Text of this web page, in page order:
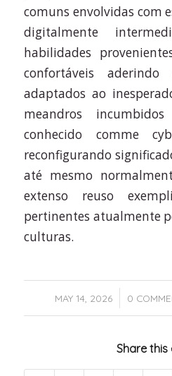
comuns envolvidas com
digitalmente
habilidades
confortáveis aderindo
adaptados ao
meandros
conhecido comme
reconfigurando
até mesmo
extenso reuso
pertinentes atualmente
culturas.
MAY 14, 2026
/ 0 /
Share this